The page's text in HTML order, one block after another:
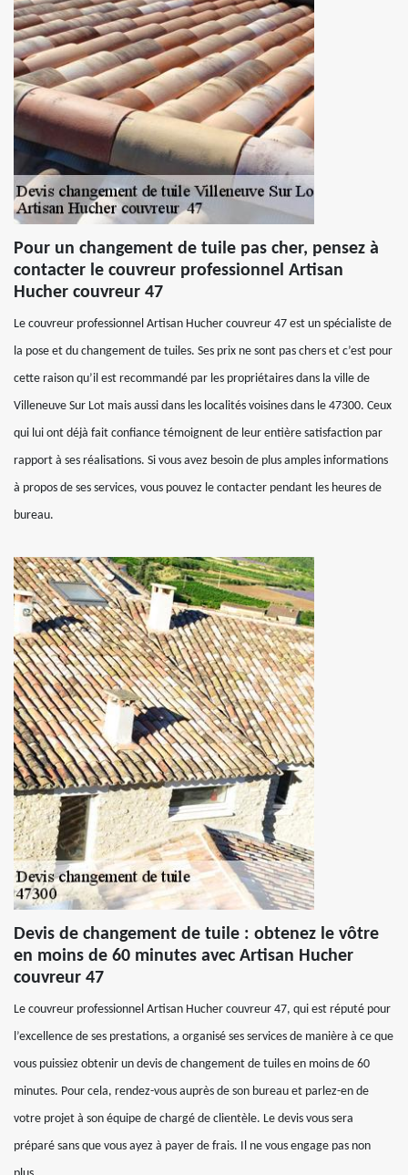
Pour un changement de tuile pas cher, pensez à
contacter le couvreur professionnel Artisan
Hucher couvreur 47
Le couvreur professionnel Artisan Hucher couvreur 47 est un spécialiste de
la pose et du changement de tuiles. Ses prix ne sont pas chers et c’est pour
cette raison qu’il est recommandé par les propriétaires dans la ville de
Villeneuve Sur Lot mais aussi dans les localités voisines dans le 47300. Ceux
qui lui ont déjà fait confiance témoignent de leur entière satisfaction par
rapport à ses réalisations. Si vous avez besoin de plus amples informations
à propos de ses services, vous pouvez le contacter pendant les heures de
bureau.
Devis de changement de tuile : obtenez le vôtre
en moins de 60 minutes avec Artisan Hucher
couvreur 47
Le couvreur professionnel Artisan Hucher couvreur 47, qui est réputé pour
l’excellence de ses prestations, a organisé ses services de manière à ce que
vous puissiez obtenir un devis de changement de tuiles en moins de 60
minutes. Pour cela, rendez-vous auprès de son bureau et parlez-en de
votre projet à son équipe de chargé de clientèle. Le devis vous sera
préparé sans que vous ayez à payer de frais. Il ne vous engage pas non